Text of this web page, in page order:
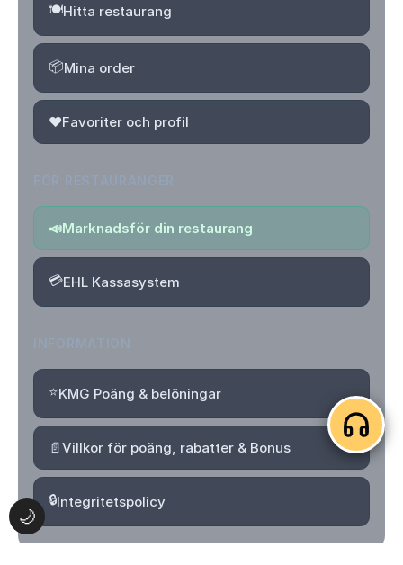
🌙
🍽️Hitta restaurang
📦Mina order
❤️Favoriter och profil
📣Marknadsför din restaurang
💳EHL Kassasystem
⭐KMG Poäng & belöningar
📄Villkor för poäng, rabatter & Bonus
🔒Integritetspolicy